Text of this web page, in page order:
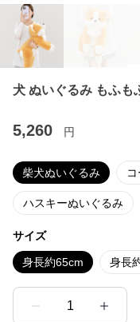
犬 ぬいぐるみ もふも
5,260 円
柴犬ぬいぐるみ
ハスキーぬいぐるみ
サイズ
身長約65cm 身長
1